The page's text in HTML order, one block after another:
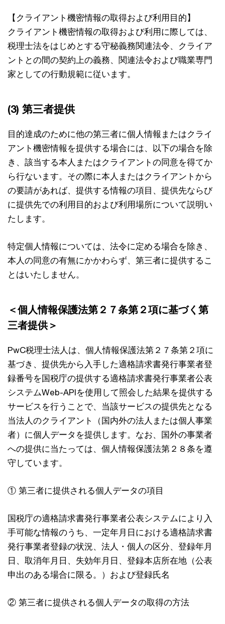
【クライアント機密情報の取得および利用目的】
クライアント機密情報の取得および利用に際しては、
税理士法をはじめとする守秘義務関連法令、クライア
ントとの間の契約上の義務、関連法令および職業専門
家としての行動規範に従います。
(3) 第三者提供
目的達成のために他の第三者に個人情報またはクライ
アント機密情報を提供する場合には、以下の場合を除
き、該当する本人またはクライアントの同意を得てか
ら行ないます。その際に本人またはクライアントから
の要請があれば、提供する情報の項目、提供先ならび
に提供先での利用目的および利用場所について説明い
たします。
特定個人情報については、法令に定める場合を除き、
本人の同意の有無にかかわらず、第三者に提供するこ
とはいたしません。
＜個人情報保護法第２７条第２項に基づく第
三者提供＞
PwC税理士法人は、個人情報保護法第２７条第２項に
基づき、提供先から入手した適格請求書発行事業者登
録番号を国税庁の提供する適格請求書発行事業者公表
システムWeb-APIを使用して照会した結果を提供する
サービスを行うことで、当該サービスの提供先となる
当法人のクライアント（国内外の法人または個人事業
者）に個人データを提供します。なお、国外の事業者
への提供に当たっては、個人情報保護法第２８条を遵
守しています。
① 第三者に提供される個人データの項目
国税庁の適格請求書発行事業者公表システムにより入
手可能な情報のうち、一定年月日における適格請求書
発行事業者登録の状況、法人・個人の区分、登録年月
日、取消年月日、失効年月日、登録本店所在地（公表
申出のある場合に限る。）および登録氏名
② 第三者に提供される個人データの取得の方法